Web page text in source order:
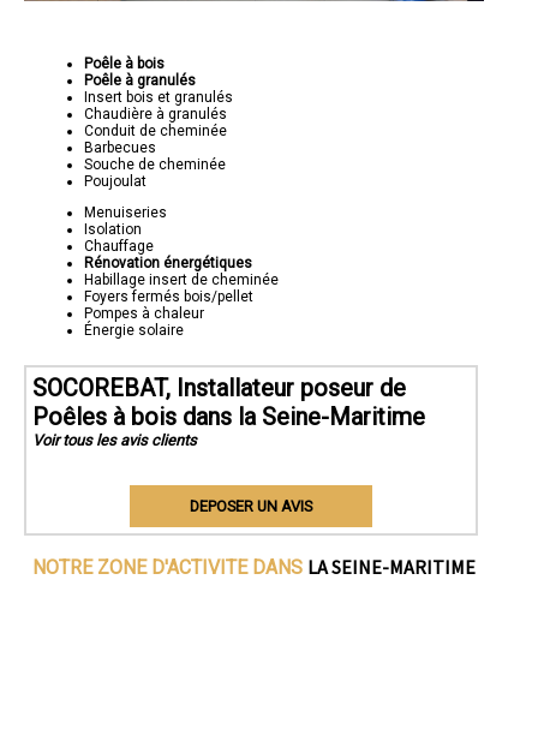
Poêle à bois
Poêle à granulés
Insert bois et granulés
Chaudière à granulés
Conduit de cheminée
Barbecues
Souche de cheminée
Poujoulat
Menuiseries
Isolation
Chauffage
Rénovation énergétiques
Habillage insert de cheminée
Foyers fermés bois/pellet
Pompes à chaleur
Énergie solaire
SOCOREBAT, Installateur poseur de
Poêles à bois dans la Seine-Maritime
Voir tous les avis clients
DEPOSER UN AVIS
NOTRE ZONE D'ACTIVITE DANS LA SEINE-MARITIME